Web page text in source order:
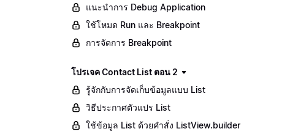
แนะนำการ Debug Application
ใช้โหมด Run และ Breakpoint
การจัดการ Breakpoint
โปรเจค Contact List ตอน 2
รู้จักกับการจัดเก็บข้อมูลแบบ List
วิธีประกาศตัวแปร List
ใช้ข้อมูล List ด้วยคำสั่ง ListView.builder